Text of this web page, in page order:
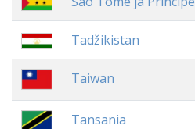
Tadžikistan
Taiwan
Tansania